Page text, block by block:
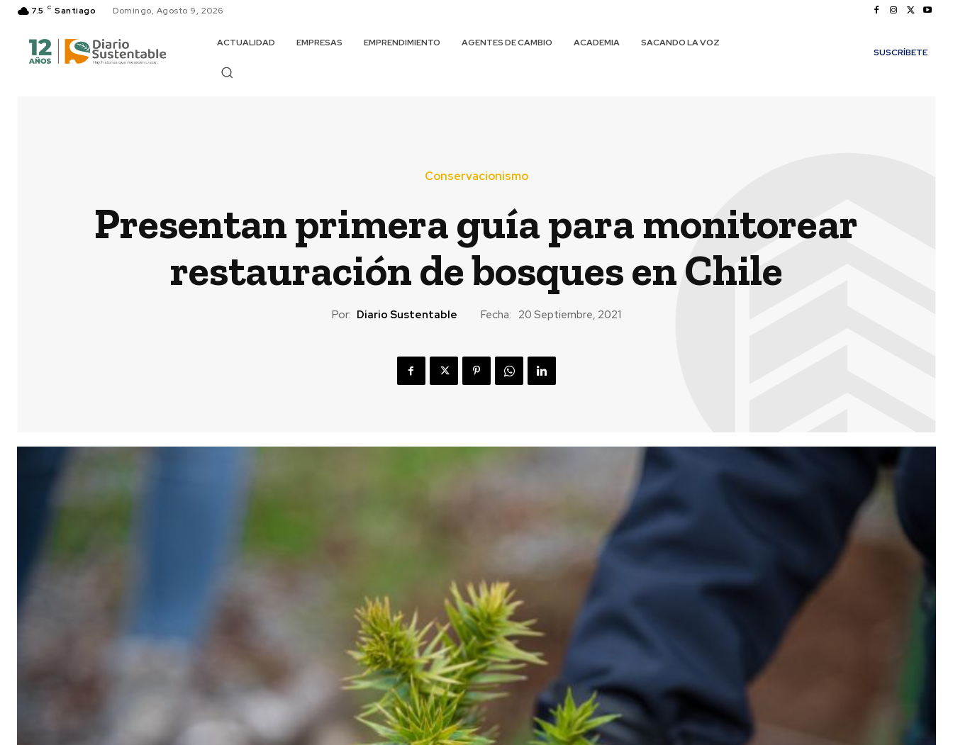
7.5 C Santiago Domingo, Agosto 9, 2026
ACTUALIDAD EMPRESAS EMPRENDIMIENTO AGENTES DE CAMBIO ACADEMIA
SACANDO LA VOZ
SUSCRÍBETE
Conservacionismo
Presentan primera guía para monitorear
restauración de bosques en Chile
Por: Diario Sustentable Fecha: 20 Septiembre, 2021